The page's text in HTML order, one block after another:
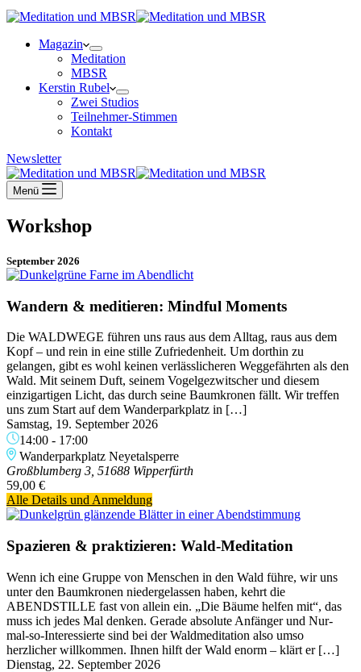
Magazin
Meditation
MBSR
Kerstin Rubel
Zwei Studios
Teilnehmer-Stimmen
Kontakt
Newsletter
Menü
Workshop
September 2026
Wandern & meditieren: Mindful Moments
Die WALDWEGE führen uns raus aus dem Alltag, raus aus dem
Kopf – und rein in eine stille Zufriedenheit. Um dorthin zu
gelangen, gibt es wohl keinen verlässlicheren Weggefährten als den
Wald. Mit seinem Duft, seinem Vogelgezwitscher und diesem
einzigartigen Licht, das durch seine Baumkronen fällt. Wir treffen
uns zum Start auf dem Wanderparkplatz in […]
Samstag, 19. September 2026
14:00 - 17:00
Wanderparkplatz Neyetalsperre
Großblumberg 3, 51688 Wipperfürth
59,00 €
Alle Details und Anmeldung
Spazieren & praktizieren: Wald-Meditation
Wenn ich eine Gruppe von Menschen in den Wald führe, wir uns
unter den Baumkronen niedergelassen haben, kehrt die
ABENDSTILLE fast von allein ein. „Die Bäume helfen mit“, das
muss ich jedes Mal denken. Gerade absolute Anfänger und Nur-
mal-so-Interessierte sind bei der Waldmeditation also umso
herzlicher willkommen. Ihnen hilft der Wald enorm – klärt er […]
Dienstag, 22. September 2026